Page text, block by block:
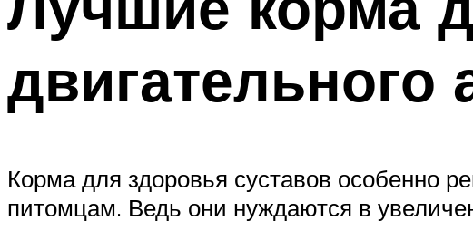
двигательного
Корма для здоровья суставов особенно
питомцам. Ведь они нуждаются в